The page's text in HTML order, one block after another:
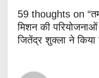
59 thoughts on
मिशन की
जितेंद्र शुक्ला ने किया